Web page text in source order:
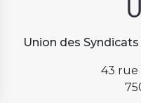
Union des
43 rue